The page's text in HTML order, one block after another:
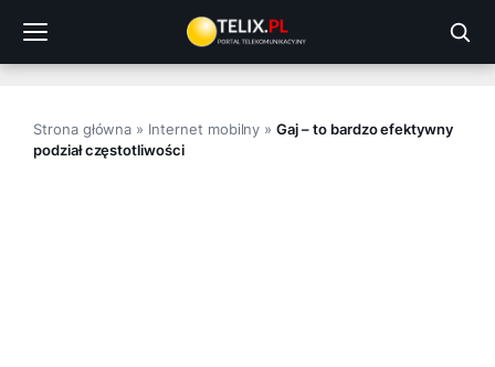
treści
Strona główna » Internet mobilny »Gaj – to bardzo efektywny
podział częstotliwości